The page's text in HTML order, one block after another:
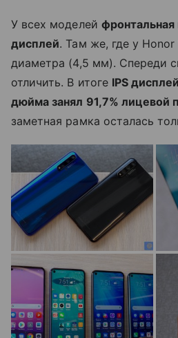
У всех моделей фронтальная
дисплей. Там же, где у
диаметра (4,5 мм). Спереди
отличить. В итоге IPS
дюйма занял 91,7% лицевой
заметная рамка осталась